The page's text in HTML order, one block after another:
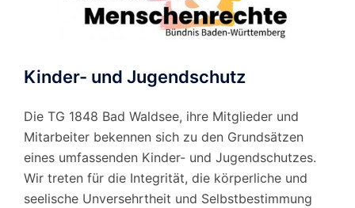
Kinder- und Jugendschutz
Die TG 1848 Bad Waldsee, ihre Mitglieder und
Mitarbeiter bekennen sich zu den Grundsätzen
eines umfassenden Kinder- und Jugendschutzes.
Wir treten für die Integrität, die körperliche und
seelische Unversehrtheit und Selbstbestimmung